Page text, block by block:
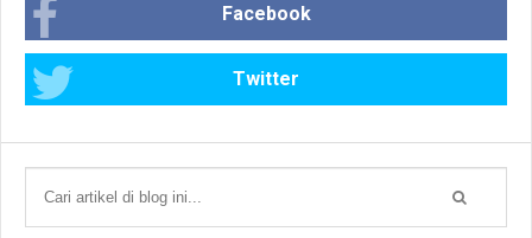
Facebook
Twitter